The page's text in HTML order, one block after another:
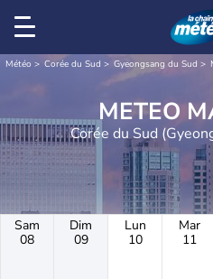
Météo Corée du Sud Gyeongsang du Sud
Corée du Sud
Sam
08
Dim
09
Lun
10
Mar
11